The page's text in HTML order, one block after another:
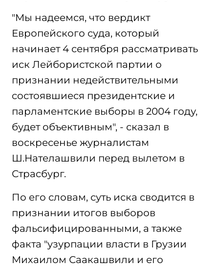
"Мы надеемся, что вердикт
Европейского суда, который
начинает 4 сентября рассматривать
иск Лейбористской партии о
признании недействительными
состоявшиеся президентские и
парламентские выборы в 2004 году,
будет объективным", - сказал в
воскресенье журналистам
Ш.Нателашвили перед вылетом в
Страсбург.
По его словам, суть иска сводится в
признании итогов выборов
фальсифицированными, а также
факта "узурпации власти в Грузии
Михаилом Саакашвили и его